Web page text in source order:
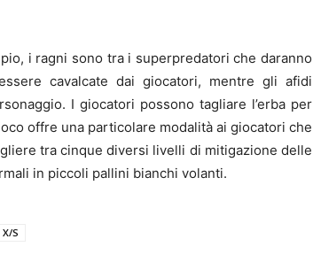
i ragni sono tra i superpredatori che daranno
cavalcate dai giocatori, mentre gli afidi
I giocatori possono tagliare l’erba per
offre una particolare modalità ai giocatori che
tra cinque diversi livelli di mitigazione delle
in piccoli pallini bianchi volanti.
S